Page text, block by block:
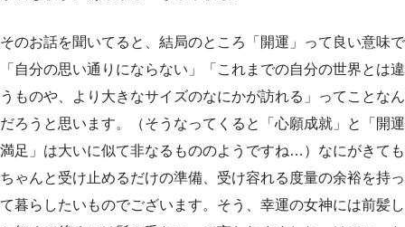
そのお話を聞いてると、結局のところ「開運」って良い意味で
「自分の思い通りにならない」「これまでの自分の世界とは違
うものや、より大きなサイズのなにかが訪れる」ってことなん
だろうと思います。（そうなってくると「心願成就」と「開運
満足」は大いに似て非なるもののようですね…）なにがきても
ちゃんと受け止めるだけの準備、受け容れる度量の余裕を持っ
て暮らしたいものでございます。そう、幸運の女神には前髪し